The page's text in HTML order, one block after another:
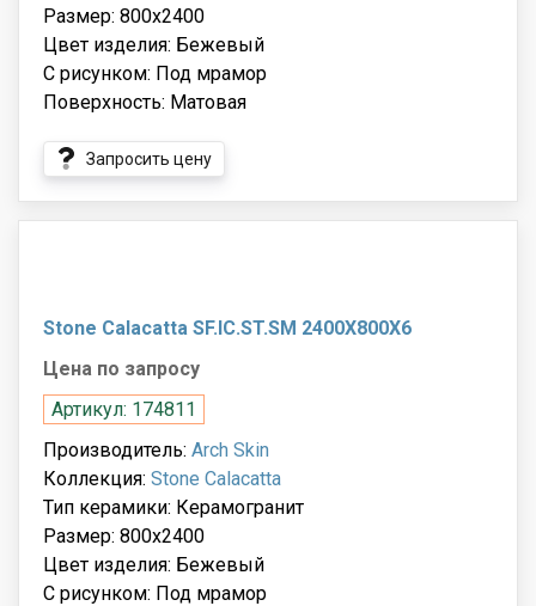
Размер: 800x2400
Цвет изделия: Бежевый
С рисунком: Под мрамор
Поверхность: Матовая
Запросить цену
Stone Calacatta SF.IC.ST.SM 2400X800X6
Цена по запросу
Артикул: 174811
Производитель: Arch Skin
Коллекция: Stone Calacatta
Тип керамики: Керамогранит
Размер: 800x2400
Цвет изделия: Бежевый
С рисунком: Под мрамор